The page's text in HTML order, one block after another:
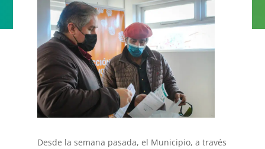
Desde la semana pasada, el Municipio, a través